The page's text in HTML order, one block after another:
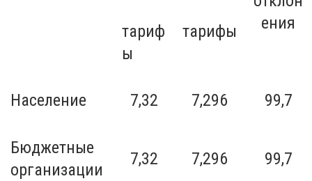
тариф
ы
тарифы
ения
Население 7,32 7,296 99,7
Бюджетные
организации
7,32 7,296 99,7